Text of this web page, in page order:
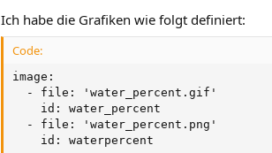
Ich habe die Grafiken wie folgt definiert:
Code:
image:
  - file: 'water_percent.gif'
    id: water_percent
  - file: 'water_percent.png'
    id: waterpercent